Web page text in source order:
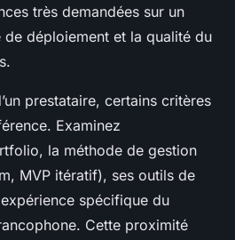
très demandées sur un
déploiement et la qualité du
prestataire, certains critères
Examinez
la méthode de gestion
MVP itératif), ses outils de
spécifique du
Cette proximité